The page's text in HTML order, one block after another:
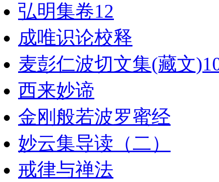
弘明集卷12
成唯识论校释
麦彭仁波切文集(藏文
西来妙谛
金刚般若波罗蜜经
妙云集导读（二）
戒律与禅法